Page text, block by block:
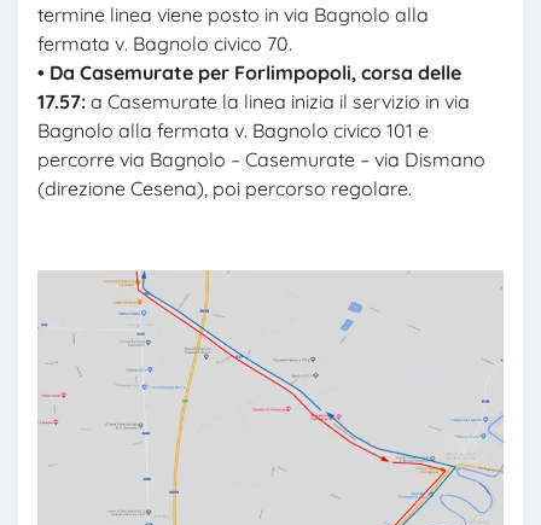
termine linea viene posto in via Bagnolo alla
fermata v. Bagnolo civico 70.
• Da Casemurate per Forlimpopoli, corsa delle
17.57: a Casemurate la linea inizia il servizio in via
Bagnolo alla fermata v. Bagnolo civico 101 e
percorre via Bagnolo – Casemurate – via Dismano
(direzione Cesena), poi percorso regolare.